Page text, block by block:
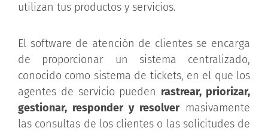
utilizan tus productos y servicios.
El software de atención de clientes se encarga
de proporcionar un sistema centralizado,
conocido como sistema de tickets, en el que los
agentes de servicio pueden rastrear, priorizar,
gestionar, responder y resolvermasivamente
las consultas de los clientes o las solicitudes de